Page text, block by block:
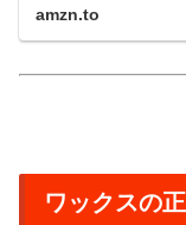
amzn.to
ワックスの